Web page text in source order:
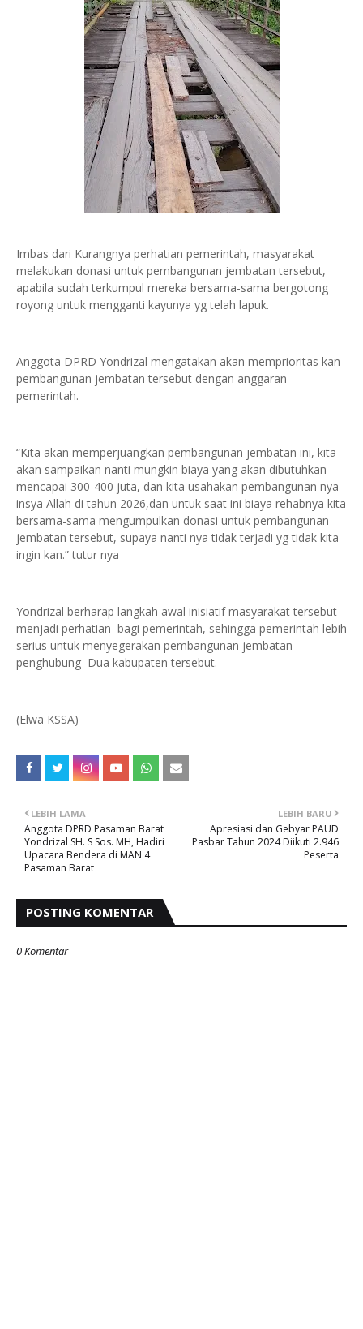
Imbas dari Kurangnya perhatian pemerintah, masyarakat
melakukan donasi untuk pembangunan jembatan tersebut,
apabila sudah terkumpul mereka bersama-sama bergotong
royong untuk mengganti kayunya yg telah lapuk.
Anggota DPRD Yondrizal mengatakan akan memprioritas kan
pembangunan jembatan tersebut dengan anggaran
pemerintah.
“Kita akan memperjuangkan pembangunan jembatan ini, kita
akan sampaikan nanti mungkin biaya yang akan dibutuhkan
mencapai 300-400 juta, dan kita usahakan pembangunan nya
insya Allah di tahun 2026,dan untuk saat ini biaya rehabnya kita
bersama-sama mengumpulkan donasi untuk pembangunan
jembatan tersebut, supaya nanti nya tidak terjadi yg tidak kita
ingin kan.” tutur nya
Yondrizal berharap langkah awal inisiatif masyarakat tersebut
menjadi perhatian bagi pemerintah, sehingga pemerintah lebih
serius untuk menyegerakan pembangunan jembatan
penghubung Dua kabupaten tersebut.
(Elwa KSSA)
LEBIH BARU
Apresiasi dan Gebyar PAUD
Pasbar Tahun 2024 Diikuti 2.946
Peserta
LEBIH LAMA
Anggota DPRD Pasaman Barat
Yondrizal SH. S Sos. MH, Hadiri
Upacara Bendera di MAN 4
Pasaman Barat
POSTING KOMENTAR
0 Komentar